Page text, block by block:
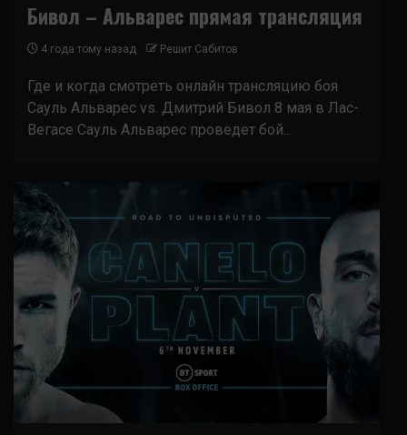
Бивол – Альварес прямая трансляция
4 года тому назад Решит Сабитов
Где и когда смотреть онлайн трансляцию боя
Сауль Альварес vs. Дмитрий Бивол 8 мая в Лас-
Вегасе Сауль Альварес проведет бой...